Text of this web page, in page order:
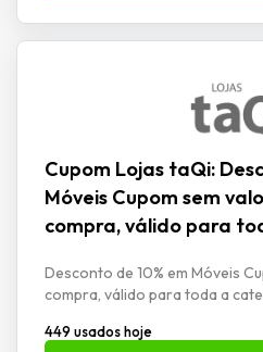
Cupom Lojas taQi:
Móveis Cupom sem
compra, válido para
Desconto de 10% em Móveis
compra, válido para toda a
449 usados hoje